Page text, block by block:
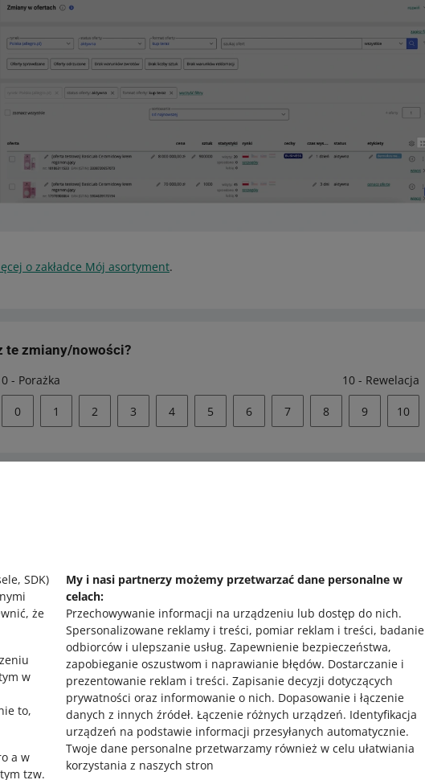
SDK)
że
w
to,
a w
tzw.
My i nasi partnerzy możemy przetwarzać dane personalne w
celach:
Przechowywanie informacji na urządzeniu lub dostęp do nich.
Spersonalizowane reklamy i treści, pomiar reklam i treści, badanie
odbiorców i ulepszanie usług. Zapewnienie bezpieczeństwa,
zapobieganie oszustwom i naprawianie błędów. Dostarczanie i
prezentowanie reklam i treści. Zapisanie decyzji dotyczących
prywatności oraz informowanie o nich. Dopasowanie i łączenie
danych z innych źródeł. Łączenie różnych urządzeń. Identyfikacja
urządzeń na podstawie informacji przesyłanych automatycznie.
Twoje dane personalne przetwarzamy również w celu ułatwiania
korzystania z naszych stron
o zakładce Mój asortyment.
te zmiany/nowości?
0 - Porażka 10 - Rewelacja
0 1 2 3 4 5 6 7 8 9 10